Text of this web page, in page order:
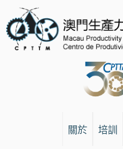
關於 培訓